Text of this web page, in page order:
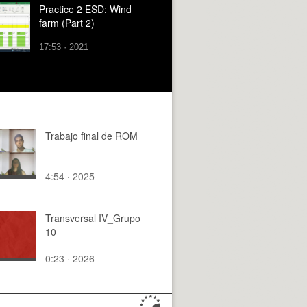
Practice 2 ESD: Wind
farm (Part 2)
17:53 · 2021
Trabajo final de ROM
4:54 · 2025
Transversal IV_Grupo
10
0:23 · 2026